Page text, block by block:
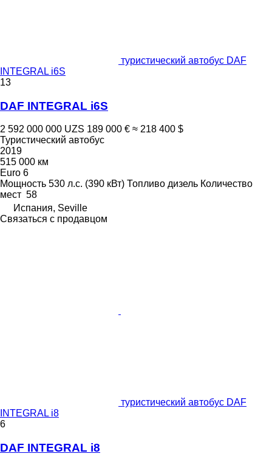
туристический автобус DAF
INTEGRAL i6S
13
DAF INTEGRAL i6S
2 592 000 000 UZS 189 000 € ≈ 218 400 $
Туристический автобус
2019
515 000 км
Euro 6
Мощность 530 л.с. (390 кВт) Топливо дизель Количество
мест 58
Испания, Seville
Связаться с продавцом
туристический автобус DAF
INTEGRAL i8
6
DAF INTEGRAL i8